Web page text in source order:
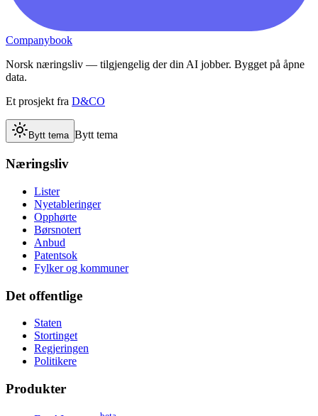
Companybook
Norsk næringsliv — tilgjengelig der din AI jobber. Bygget på åpne
data.
Et prosjekt fra D&CO
Bytt tema Bytt tema
Næringsliv
Lister
Nyetableringer
Opphørte
Børsnotert
Anbud
Patentsok
Fylker og kommuner
Det offentlige
Staten
Stortinget
Regjeringen
Politikere
Produkter